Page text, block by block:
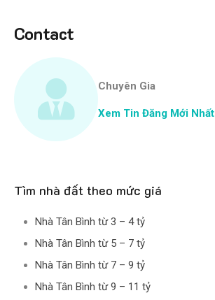
Contact
Chuyên Gia
Xem Tin Đăng Mới Nhất
Tìm nhà đất theo mức giá
Nhà Tân Bình từ 3 – 4 tỷ
Nhà Tân Bình từ 5 – 7 tỷ
Nhà Tân Bình từ 7 – 9 tỷ
Nhà Tân Bình từ 9 – 11 tỷ